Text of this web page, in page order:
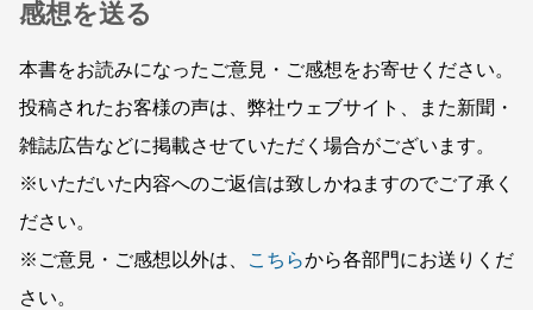
感想を送る
本書をお読みになったご意見・ご感想をお寄せください。
投稿されたお客様の声は、弊社ウェブサイト、また新聞・
雑誌広告などに掲載させていただく場合がございます。
※いただいた内容へのご返信は致しかねますのでご了承く
ださい。
※ご意見・ご感想以外は、
こちらから各部門にお送りくだ
さい。